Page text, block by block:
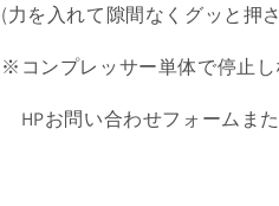
(力を入れて隙間なくグッと押
※コンプレッサー単体で停止し
HPお問い合わせフォームま